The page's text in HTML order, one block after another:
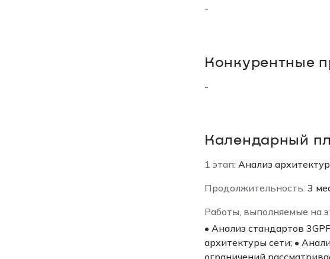
-
Конкурентные
-
Календарный
1 этап: Анализ
Продолжительность: 3
Работы, выполняемые на
• Анализ стандартов
архитектуры сети; •
ограничений